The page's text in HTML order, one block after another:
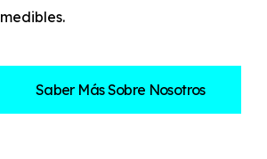
medibles.
Saber Más Sobre Nosotros